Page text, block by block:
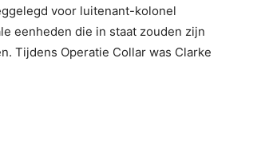
voor luitenant-kolonel
eenheden die in staat zouden zijn
Tijdens Operatie Collar was Clarke